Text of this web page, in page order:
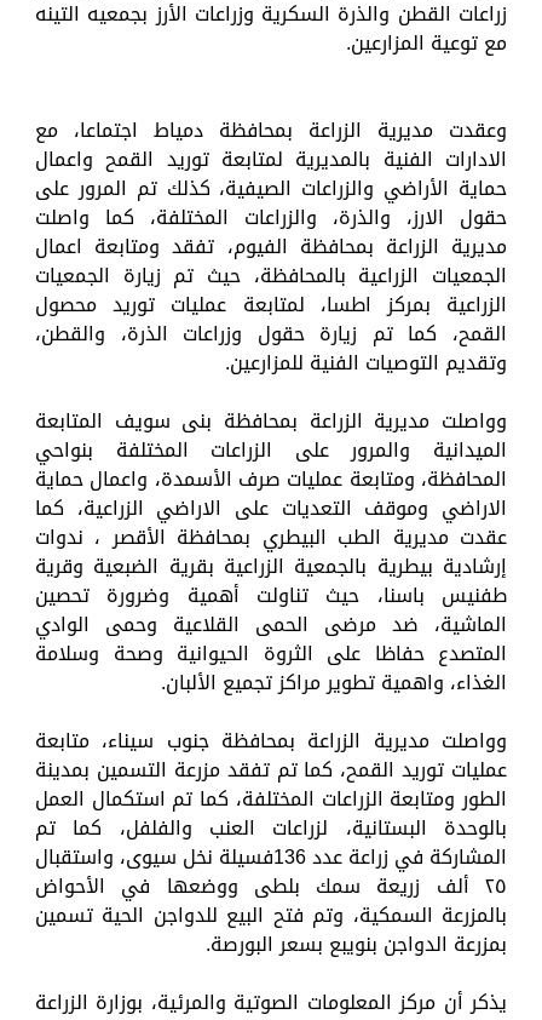
زراعات القطن والذرة السكرية وزراعات الأرز بجمعيه التينه
مع توعية المزارعين.
وعقدت مديرية الزراعة بمحافظة دمياط اجتماعا، مع
الادارات الفنية بالمديرية لمتابعة توريد القمح واعمال
حماية الأراضي والزراعات الصيفية، كذلك تم المرور على
حقول الارز، والذرة، والزراعات المختلفة، كما واصلت
مديرية الزراعة بمحافظة الفيوم، تفقد ومتابعة اعمال
الجمعيات الزراعية بالمحافظة، حيث تم زيارة الجمعيات
الزراعية بمركز اطسا، لمتابعة عمليات توريد محصول
القمح، كما تم زيارة حقول وزراعات الذرة، والقطن،
وتقديم التوصيات الفنية للمزارعين.
وواصلت مديرية الزراعة بمحافظة بنى سويف المتابعة
الميدانية والمرور على الزراعات المختلفة بنواحي
المحافظة، ومتابعة عمليات صرف الأسمدة، واعمال حماية
الاراضي وموقف التعديات على الاراضي الزراعية، كما
عقدت مديرية الطب البيطري بمحافظة الأقصر ، ندوات
إرشادية بيطرية بالجمعية الزراعية بقرية الضبعية وقرية
طفنيس باسنا، حيث تناولت أهمية وضرورة تحصين
الماشية، ضد مرضى الحمى القلاعية وحمى الوادي
المتصدع حفاظا على الثروة الحيوانية وصحة وسلامة
الغذاء، واهمية تطوير مراكز تجميع الألبان.
وواصلت مديرية الزراعة بمحافظة جنوب سيناء، متابعة
عمليات توريد القمح، كما تم تفقد مزرعة التسمين بمدينة
الطور ومتابعة الزراعات المختلفة، كما تم استكمال العمل
بالوحدة البستانية، لزراعات العنب والفلفل، كما تم
المشاركة في زراعة عدد 136فسيلة نخل سيوى، واستقبال
٢٥ ألف زريعة سمك بلطى ووضعها في الأحواض
بالمزرعة السمكية، وتم فتح البيع للدواجن الحية تسمين
بمزرعة الدواجن بنويبع بسعر البورصة.
يذكر أن مركز المعلومات الصوتية والمرئية، بوزارة الزراعة